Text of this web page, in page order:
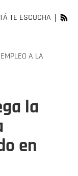
TE ESCUCHA
A LA
la
en